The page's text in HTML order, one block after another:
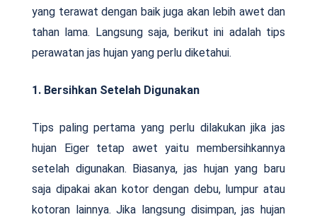
yang terawat dengan baik juga akan lebih awet dan
tahan lama. Langsung saja, berikut ini adalah tips
perawatan jas hujan yang perlu diketahui.
1. Bersihkan Setelah Digunakan
Tips paling pertama yang perlu dilakukan jika jas
hujan Eiger tetap awet yaitu membersihkannya
setelah digunakan. Biasanya, jas hujan yang baru
saja dipakai akan kotor dengan debu, lumpur atau
kotoran lainnya. Jika langsung disimpan, jas hujan